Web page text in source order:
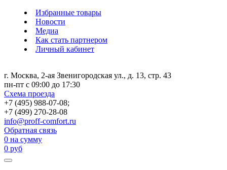
Избранные товары
Новости
Медиа
Как стать партнером
Личный кабинет
г. Москва, 2-ая Звенигородская ул., д. 13, стр. 43
пн-пт с 09:00 до 17:30
Схема проезда
+7 (495) 988-07-08;
+7 (499) 270-28-08
info@proff-comfort.ru
Обратная связь
0 на сумму
0 руб